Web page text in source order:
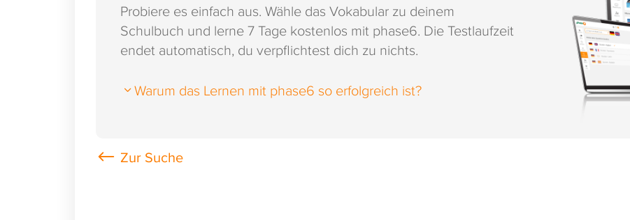
Probiere es einfach aus. Wähle das Vokabular zu deinem
Schulbuch und lerne 7 Tage kostenlos mit phase6. Die Testlaufzeit
endet automatisch, du verpflichtest dich zu nichts.
Warum das Lernen mit phase6 so erfolgreich ist?